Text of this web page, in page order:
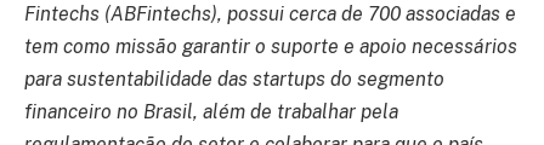
Fintechs (ABFintechs), possui cerca de 700 associadas e
tem como missão garantir o suporte e apoio necessários
para sustentabilidade das startups do segmento
financeiro no Brasil, além de trabalhar pela